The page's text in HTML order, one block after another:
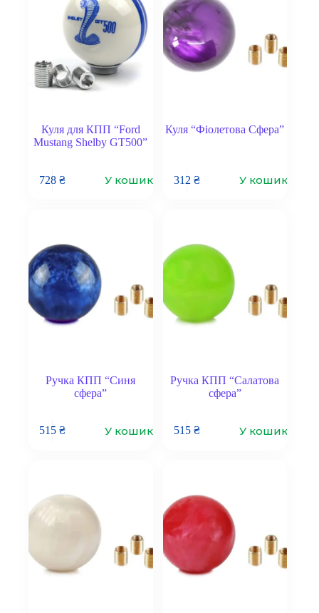
Куля для КПП “Ford
Mustang Shelby GT500”
728₴ У кошик
Куля “Фіолетова Сфера”
312 ₴ У кошик
Ручка КПП “Синя
сфера”
515₴ У кошик
Ручка КПП “Салатова
сфера”
515 ₴ У кошик